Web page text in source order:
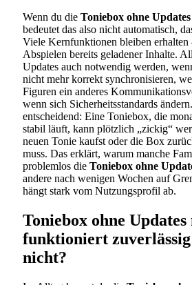
Wenn du die Toniebox ohne
bedeutet das also nicht automatisch,
Viele Kernfunktionen bleiben erhalten
Abspielen bereits geladener Inhalte.
Updates auch notwendig werden,
nicht mehr korrekt synchronisieren,
Figuren ein anderes
wenn sich Sicherheitsstandards
entscheidend: Eine Toniebox, die
stabil läuft, kann plötzlich „zickig“
neuen Tonie kaufst oder die Box
muss. Das erklärt, warum manche
problemlos die Toniebox ohne
andere nach wenigen Wochen auf
hängt stark vom Nutzungsprofil ab.
Toniebox ohne
funktioniert zuverlässig
nicht?